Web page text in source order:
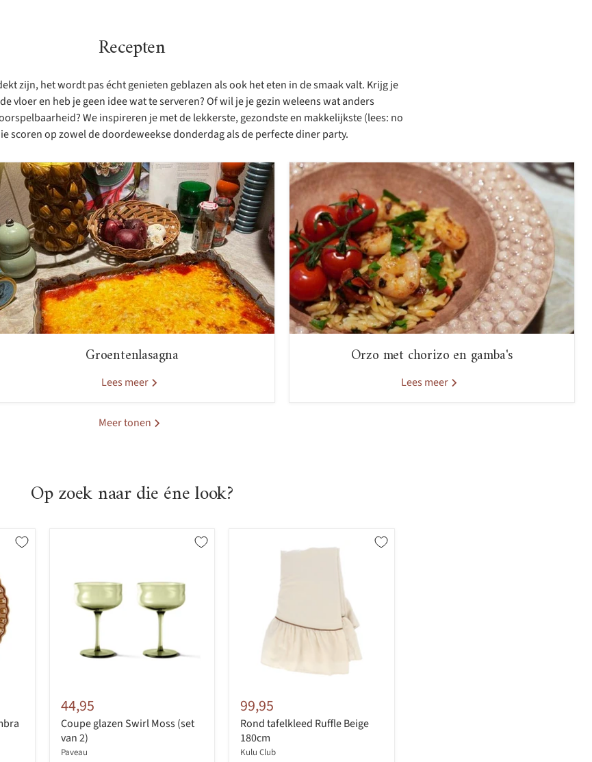
Recepten
zijn, het wordt pas écht genieten geblazen als ook het eten in de smaak valt. Krijg je
vloer en heb je geen idee wat te serveren? Of wil je je gezin weleens wat anders
We inspireren je met de lekkerste, gezondste en makkelijkste (lees: no
scoren op zowel de doordeweekse donderdag als de perfecte diner party.
Groentenlasagna
Lees meer
Orzo met chorizo en gamba's
Lees meer
Meer tonen
Op zoek naar die éne look?
44,95
Coupe glazen Swirl Moss (set
van 2)
Paveau
99,95
Rond tafelkleed Ruffle Beige
180cm
Kulu Club